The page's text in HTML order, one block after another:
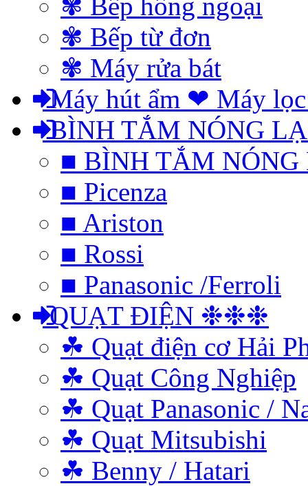
✾ Bếp từ đơn
✾ Máy rửa bát
Máy hút ẩm ❤ Máy
BÌNH TẮM NÓNG
■ BÌNH TẮM
■ Picenza
■ Ariston
■ Rossi
■ Panasonic /Ferroli
QUẠT ĐIỆN ❉❉❉
☘ Quạt điện cơ Hải
☘ Quạt Công Nghiệp
☘ Quạt Panasonic /
☘ Quạt Mitsubishi
☘ Benny / Hatari